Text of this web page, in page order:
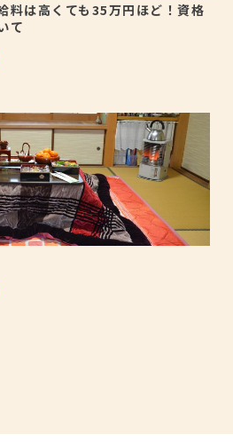
料は高くても35万円ほど！資格
て